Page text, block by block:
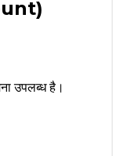
उपलब्ध है।